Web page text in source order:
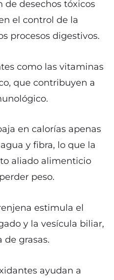
de desechos tóxicos
el control de la
procesos digestivos.
como las vitaminas
que contribuyen a
en calorías apenas
y fibra, lo que la
aliado alimenticio
peso.
estimula el
y la vesícula biliar,
grasas.
ayudan a